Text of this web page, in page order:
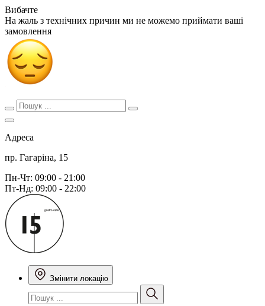
Вибачте
На жаль з технічних причин ми не можемо приймати ваші
замовлення
Адреса
пр. Гагаріна, 15
Пн-Чт: 09:00 - 21:00
Пт-Нд: 09:00 - 22:00
Змінити локацію